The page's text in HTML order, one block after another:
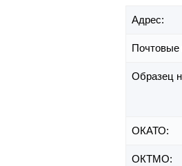
Адрес:
Почтовые
Образец
ОКАТО:
ОКТМО: